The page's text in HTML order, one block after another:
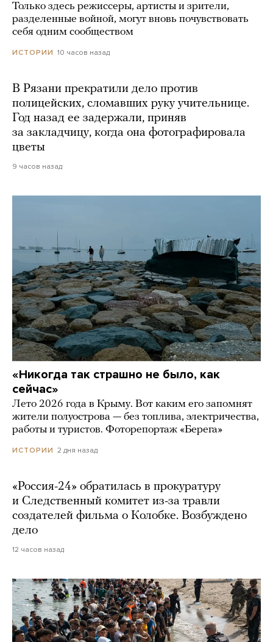
Только здесь режиссеры, артисты и зрители,
разделенные войной, могут вновь почувствовать
себя одним сообществом
ИСТОРИИ 10 часов назад
В Рязани прекратили дело против
полицейских, сломавших руку учительнице.
Год назад ее задержали, приняв
за закладчицу, когда она фотографировала
цветы
9 часов назад
«Никогда так страшно не было, как
сейчас»
Лето 2026 года в Крыму. Вот каким его запомнят
жители полуострова — без топлива, электричества,
работы и туристов. Фоторепортаж «Берега»
ИСТОРИИ 2 дня назад
«Россия-24» обратилась в прокуратуру
и Следственный комитет из-за травли
создателей фильма о Колобке. Возбуждено
дело
12 часов назад